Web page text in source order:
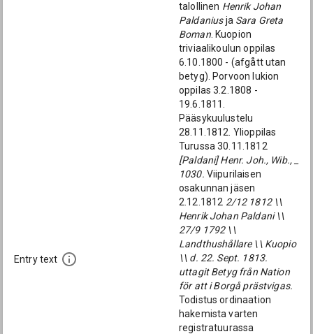
Entry text
talollinen Henrik Johan
Paldaniusja Sara Greta
Boman. Kuopion
triviaalikoulun oppilas
6.10.1800 - (afgått utan
betyg). Porvoon lukion
oppilas 3.2.1808 -
19.6.1811.
Pääsykuulustelu
28.11.1812. Ylioppilas
Turussa 30.11.1812
[Paldani] Henr. Joh., Wib., _
1030. Viipurilaisen
osakunnan jäsen
2.12.1812 2/12 1812 \\
Henrik Johan Paldani \\
27/9 1792 \\
Landthushållare \\ Kuopio
\\ d. 22. Sept. 1813.
uttagit Betyg från Nation
för att i Borgå prästvigas.
Todistus ordinaation
hakemista varten
registratuurassa